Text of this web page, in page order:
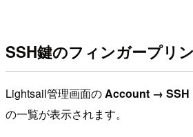
SSH鍵のフィンガープリ
Lightsail管理画面のAccount → SSH
の一覧が表示されます。